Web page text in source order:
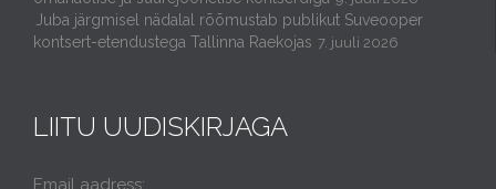
Juba järgmisel nädalal rõõmustab publikut Suveooper
kontsert-etendustega Tallinna Raekojas 7. juuli 2026
LIITU UUDISKIRJAGA
Email aadress: